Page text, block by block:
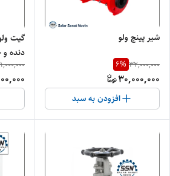
شیر پینچ ولو
32,000,000
6%
30,000,000
افزودن به سبد
دنده و